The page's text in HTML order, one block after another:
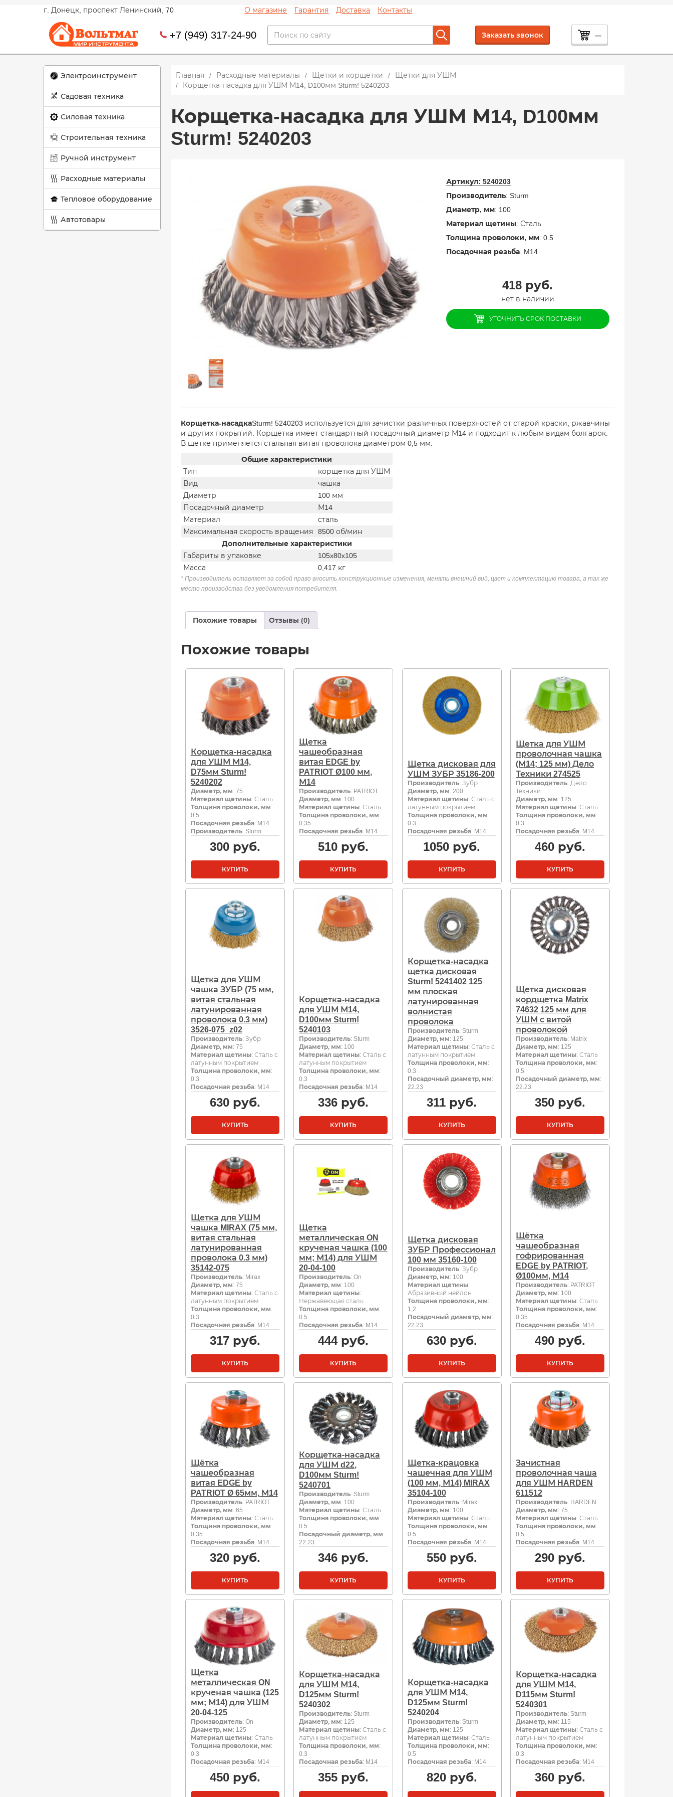
г. Донецк, проспект Ленинский, 70 О магазине Гарантия Доставка Контакты
+7 (949) 317-24-90 Заказать звонок —
Электроинструмент
Садовая техника
Силовая техника
Строительная техника
Ручной инструмент
Расходные материалы
Тепловое оборудование
Автотовары
Главная Расходные материалы Щетки и корщетки
Щетки для УШМ
Корщетка-насадка для УШМ М14, D100мм Sturm! 5240203
Корщетка-насадка для УШМ М14, D100мм
Sturm! 5240203
Артикул: 5240203
Производитель: Sturm
Диаметр, мм: 100
Материал щетины: Сталь
Толщина проволоки, мм: 0.5
Посадочная резьба: M14
418 руб.
нет в наличии
УТОЧНИТЬ СРОК ПОСТАВКИ
Корщетка-насадкаSturm! 5240203 используется для зачистки различных поверхностей от старой краски, ржавчины
и других покрытий. Корщетка имеет стандартный посадочный диаметр М14 и подходит к любым видам болгарок.
В щетке применяется стальная витая проволока диаметром 0,5 мм.
Общие характеристики
Тип
корщетка для УШМ
Вид
чашка
Диаметр
100 мм
Посадочный диаметр
М14
Материал
сталь
Максимальная скорость вращения
8500 об/мин
Дополнительные характеристики
Габариты в упаковке
105x80x105
Масса
0,417 кг
* Производитель оставляет за собой право вносить конструкционные изменения, менять внешний вид, цвет и комплектацию товара, а так же
место производства без уведомления потребителя.
Похожие товары Отзывы (0)
Похожие товары
Корщетка-насадка
для УШМ М14,
D75мм Sturm!
5240202
Диаметр, мм: 75
Материал щетины: Сталь
Толщина проволоки, мм:
0.5
Посадочная резьба: M14
Производитель: Sturm
300руб.
КУПИТЬ
Щетка
чашеобразная
витая EDGE by
PATRIOT Ø100 мм,
М14
Производитель: PATRIOT
Диаметр, мм: 100
Материал щетины: Сталь
Толщина проволоки, мм:
0.35
Посадочная резьба: M14
510 руб.
КУПИТЬ
Щетка дисковая для
УШМ ЗУБР 35186-200
Производитель: Зубр
Диаметр, мм: 200
Материал щетины: Сталь с
латунным покрытием
Толщина проволоки, мм:
0.3
Посадочная резьба: M14
1050 руб.
КУПИТЬ
Щетка для УШМ
проволочная чашка
(М14; 125 мм) Дело
Техники 274525
Производитель: Дело
Техники
Диаметр, мм: 125
Материал щетины: Сталь
Толщина проволоки, мм:
0.3
Посадочная резьба: M14
460 руб.
КУПИТЬ
Щетка для УШМ
чашка ЗУБР (75 мм,
витая стальная
латунированная
проволока 0.3 мм)
3526-075_z02
Производитель: Зубр
Диаметр, мм: 75
Материал щетины: Сталь с
латунным покрытием
Толщина проволоки, мм:
0.3
Посадочная резьба: M14
630руб.
КУПИТЬ
Корщетка-насадка
для УШМ М14,
D100мм Sturm!
5240103
Производитель: Sturm
Диаметр, мм: 100
Материал щетины: Сталь с
латунным покрытием
Толщина проволоки, мм:
0.3
Посадочная резьба: M14
336 руб.
КУПИТЬ
Корщетка-насадка
щетка дисковая
Sturm! 5241402 125
мм плоская
латунированная
волнистая
проволока
Производитель: Sturm
Диаметр, мм: 125
Материал щетины: Сталь с
латунным покрытием
Толщина проволоки, мм:
0.3
Посадочный диаметр, мм:
22.23
311 руб.
КУПИТЬ
Щетка дисковая
кордщетка Matrix
74632 125 мм для
УШМ с витой
проволокой
Производитель: Matrix
Диаметр, мм: 125
Материал щетины: Сталь
Толщина проволоки, мм:
0.5
Посадочный диаметр, мм:
22.23
350 руб.
КУПИТЬ
Щетка для УШМ
чашка MIRAX (75 мм,
витая стальная
латунированная
проволока 0.3 мм)
35142-075
Производитель: Mirax
Диаметр, мм: 75
Материал щетины: Сталь с
латунным покрытием
Толщина проволоки, мм:
0.3
Посадочная резьба: M14
317руб.
КУПИТЬ
Щетка
металлическая ON
крученая чашка (100
мм; М14) для УШМ
20-04-100
Производитель: On
Диаметр, мм: 100
Материал щетины:
Нержавеющая сталь
Толщина проволоки, мм:
0.5
Посадочная резьба: M14
444руб.
КУПИТЬ
Щетка дисковая
ЗУБР Профессионал
100 мм 35160-100
Производитель: Зубр
Диаметр, мм: 100
Материал щетины:
Абразивный нейлон
Толщина проволоки, мм:
1,2
Посадочный диаметр, мм:
22.23
630руб.
КУПИТЬ
Щётка
чашеобразная
гофрированная
EDGE by PATRIOT,
Ø100мм, М14
Производитель: PATRIOT
Диаметр, мм: 100
Материал щетины: Сталь
Толщина проволоки, мм:
0.35
Посадочная резьба: M14
490 руб.
КУПИТЬ
Щётка
чашеобразная
витая EDGE by
PATRIOT Ø 65мм, М14
Производитель: PATRIOT
Диаметр, мм: 65
Материал щетины: Сталь
Толщина проволоки, мм:
0.35
Посадочная резьба: M14
320руб.
КУПИТЬ
Корщетка-насадка
для УШМ d22,
D100мм Sturm!
5240701
Производитель: Sturm
Диаметр, мм: 100
Материал щетины: Сталь
Толщина проволоки, мм:
0.5
Посадочный диаметр, мм:
22.23
346 руб.
КУПИТЬ
Щетка-крацовка
чашечная для УШМ
(100 мм, М14) MIRAX
35104-100
Производитель: Mirax
Диаметр, мм: 100
Материал щетины: Сталь
Толщина проволоки, мм:
0.5
Посадочная резьба: M14
550руб.
КУПИТЬ
Зачистная
проволочная чаша
для УШМ HARDEN
611512
Производитель: HARDEN
Диаметр, мм: 75
Материал щетины: Сталь
Толщина проволоки, мм:
0.5
Посадочная резьба: M14
290 руб.
КУПИТЬ
Щетка
металлическая ON
крученая чашка (125
мм; М14) для УШМ
20-04-125
Производитель: On
Диаметр, мм: 125
Материал щетины: Сталь
Толщина проволоки, мм:
0.3
Посадочная резьба: M14
450руб.
Корщетка-насадка
для УШМ М14,
D125мм Sturm!
5240302
Производитель: Sturm
Диаметр, мм: 125
Материал щетины: Сталь с
латунным покрытием
Толщина проволоки, мм:
0.3
Посадочная резьба: M14
355 руб.
Корщетка-насадка
для УШМ М14,
D125мм Sturm!
5240204
Производитель: Sturm
Диаметр, мм: 125
Материал щетины: Сталь
Толщина проволоки, мм:
0.5
Посадочная резьба: M14
820руб.
Корщетка-насадка
для УШМ М14,
D115мм Sturm!
5240301
Производитель: Sturm
Диаметр, мм: 115
Материал щетины: Сталь с
латунным покрытием
Толщина проволоки, мм:
0.3
Посадочная резьба: M14
360 руб.